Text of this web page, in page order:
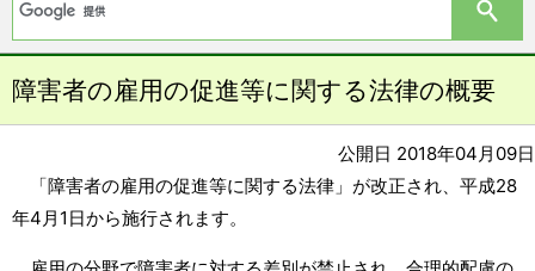
障害者の雇用の促進等に関する法律の概要
公開日 2018年04月09日
「障害者の雇用の促進等に関する法律」が改正され、平成28
年4月1日から施行されます。